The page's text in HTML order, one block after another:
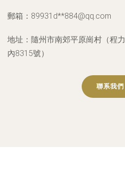
郵箱：89931d**884@qq.com
地址：隨州市南郊平原崗村（程
內8315號）
聯系我們